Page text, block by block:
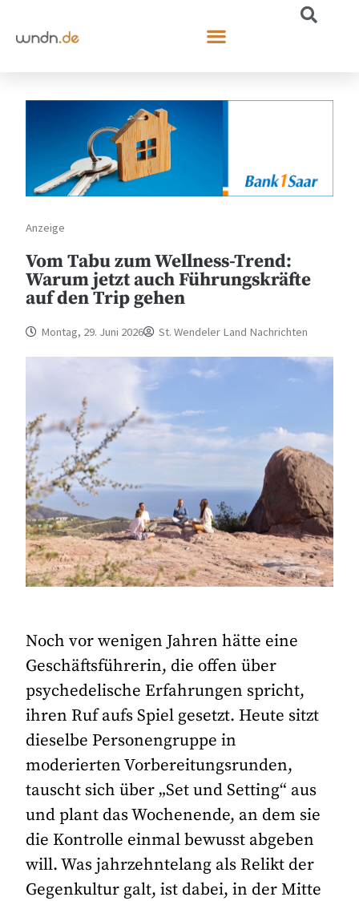
Anzeige
Vom Tabu zum Wellness-Trend:
Warum jetzt auch Führungskräfte
auf den Trip gehen
Montag, 29. Juni 2026 St. Wendeler Land Nachrichten
Noch vor wenigen Jahren hätte eine
Geschäftsführerin, die offen über
psychedelische Erfahrungen spricht,
ihren Ruf aufs Spiel gesetzt. Heute sitzt
dieselbe Personengruppe in
moderierten Vorbereitungsrunden,
tauscht sich über „Set und Setting“ aus
und plant das Wochenende, an dem sie
die Kontrolle einmal bewusst abgeben
will. Was jahrzehntelang als Relikt der
Gegenkultur galt, ist dabei, in der Mitte